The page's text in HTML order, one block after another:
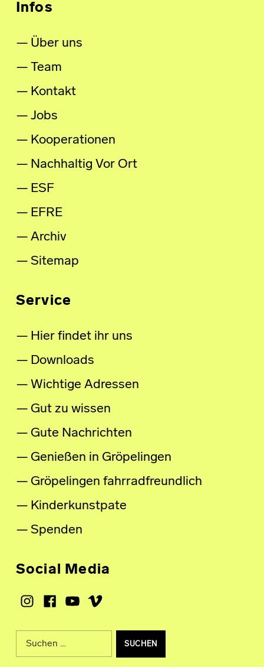
Infos
Über uns
Team
Kontakt
Jobs
Kooperationen
Nachhaltig Vor Ort
ESF
EFRE
Archiv
Sitemap
Service
Hier findet ihr uns
Downloads
Wichtige Adressen
Gut zu wissen
Gute Nachrichten
Genießen in Gröpelingen
Gröpelingen fahrradfreundlich
Kinderkunstpate
Spenden
Social Media
Instagram
Facebook
Youtube
Vimeo
Suche nach: